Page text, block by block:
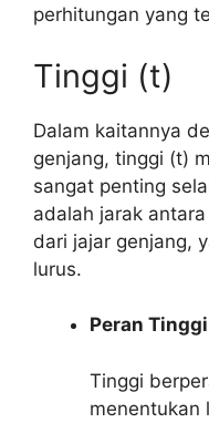
perhitungan yang
Tinggi (t)
Dalam kaitannya
genjang, tinggi (t)
sangat penting
adalah jarak
dari jajar genjang,
lurus.
Peran
Tinggi
menentukan